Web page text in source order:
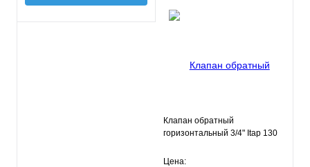
Клапан обратный
горизонтальный 3/4" Itap 130
Цена: